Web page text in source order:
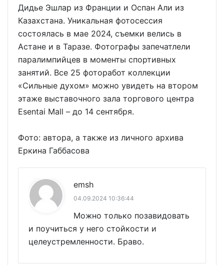
Дидье Эшлар из Франции и Оспан Али из
Казахстана. Уникальная фотосессия
состоялась в мае 2024, съемки велись в
Астане и в Таразе. Фотографы запечатлели
паралимпийцев в моменты спортивных
занятий. Все 25 фоторабот коллекции
«Сильные духом» можно увидеть на втором
этаже выставочного зала торгового центра
Esentai Mall – до 14 сентября.
Фото: автора, а также из личного архива
Еркина Габбасова
emsh
04.09.2024 10:36:44
Можно только позавидовать
и поучиться у него стойкости и
целеустремленности. Браво.